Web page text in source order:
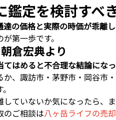
鑑定を検討すべ
の価格と実際の時価が乖離し
第一歩です。
倉宏典より
はめると不合理な結論にな
か、諏訪市・茅野市・岡谷市
していないか気になったら
のご相談は八ヶ岳ライフの売